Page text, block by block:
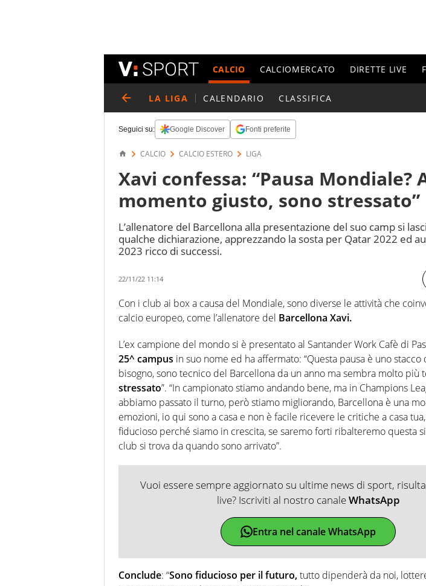
CALCIO CALCIOMERCATO DIRETTE LIVE
LA LIGA CALENDARIO CLASSIFICA
Seguici su: Google Discover Fonti preferite
CALCIO CALCIO ESTERO LIGA
Xavi confessa: “Pausa Mondiale?
momento giusto, sono stressato”
L’allenatore del Barcellona alla presentazione del suo camp si
qualche dichiarazione, apprezzando la sosta per Qatar 2022 ed
2023 ricco di successi.
22/11/22 11:14
Con i club ai box a causa del Mondiale, sono diverse le attività che
calcio europeo, come l’allenatore del Barcellona Xavi.
L’ex campione del mondo si è presentato al Santander Work Cafè di
25^ campus in suo nome ed ha affermato: “Questa pausa è uno stacco
bisogno, sono tecnico del Barcellona da un anno ma sembra molto più
stressato”. “In campionato stiamo andando bene, ma in Champions
abbiamo passato il turno, però stiamo migliorando, Barcellona è una
emozioni, io qui sono a casa e non è facile ricevere le critiche a casa
fiducioso perché siamo in crescita, se saremo forti ribalteremo questa
club si trova da quando sono arrivato”.
Vuoi essere sempre aggiornato su ultime news di sport,
live? Iscriviti al nostro canaleWhatsApp
Entra nel canale WhatsApp
Conclude: “Sono fiducioso per il futuro,tutto dipenderà da noi,